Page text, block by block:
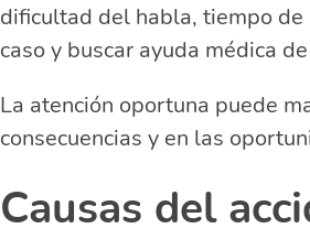
dificultad del habla, tiempo
caso y buscar ayuda médica
La atención oportuna puede
consecuencias y en las
Causas del